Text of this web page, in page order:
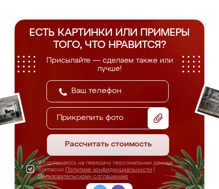
ЕСТЬ КАРТИНКИ ИЛИ ПРИМЕРЫ
ТОГО, ЧТО НРАВИТСЯ?
Присылайте — сделаем также или
лучше!
Прикрепить фото
Рассчитать стоимость
Я соглашаюсь на передачу персональных данных
согласно Политике конфиденциальности
Пользовательскому соглашению